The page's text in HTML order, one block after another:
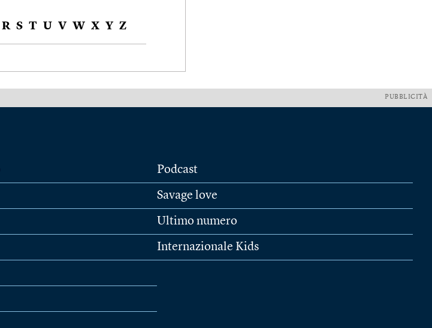
R S T U V W X Y Z
PUBBLICITÀ
Podcast
Savage love
Ultimo numero
Internazionale Kids